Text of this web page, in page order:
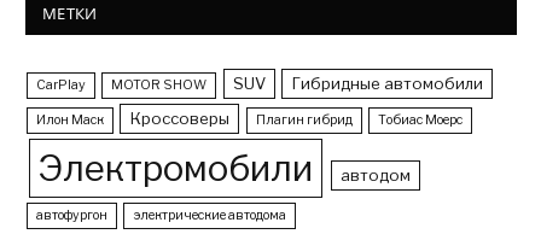
МЕТКИ
CarPlay MOTOR SHOW SUV Гибридные автомобили
Илон Маск Кроссоверы Плагин гибрид Тобиас Моерс
Электромобили автодом
автофургон электрические автодома